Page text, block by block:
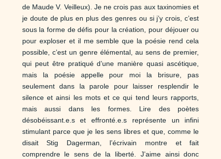
de Maude V. Veilleux). Je ne crois pas aux taxinomies et
je doute de plus en plus des genres ou si j’y crois, c’est
sous la forme de défis pour la création, pour déjouer ou
pour exploser et il me semble que la poésie rend cela
possible, c’est un genre élémental, au sens de premier,
qui peut être pratiqué d’une manière quasi ascétique,
mais la poésie appelle pour moi la brisure, pas
seulement dans la parole pour laisser resplendir le
silence et ainsi les mots et ce qui tend leurs rapports,
mais aussi dans les formes. Lire des poètes
désobéissant.e.s et effronté.e.s représente un infini
stimulant parce que je les sens libres et que, comme le
disait Stig Dagerman, l’écrivain montre et fait
comprendre le sens de la liberté. J’aime ainsi donc